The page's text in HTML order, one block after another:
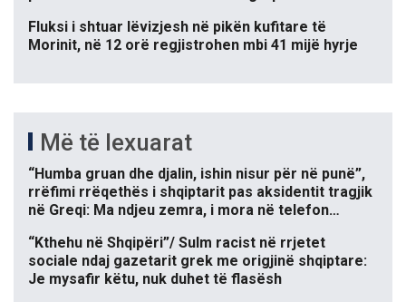
Fluksi i shtuar lëvizjesh në pikën kufitare të
Morinit, në 12 orë regjistrohen mbi 41 mijë hyrje
Më të lexuarat
“Humba gruan dhe djalin, ishin nisur për në punë”,
rrëfimi rrëqethës i shqiptarit pas aksidentit tragjik
në Greqi: Ma ndjeu zemra, i mora në telefon…
“Kthehu në Shqipëri”/ Sulm racist në rrjetet
sociale ndaj gazetarit grek me origjinë shqiptare:
Je mysafir këtu, nuk duhet të flasësh